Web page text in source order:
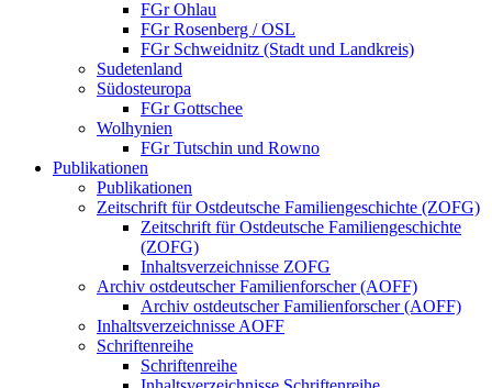
FGr Ohlau
FGr Rosenberg / OSL
FGr Schweidnitz (Stadt und Landkreis)
Sudetenland
Südosteuropa
FGr Gottschee
Wolhynien
FGr Tutschin und Rowno
Publikationen
Publikationen
Zeitschrift für Ostdeutsche Familiengeschichte (ZOFG)
Zeitschrift für Ostdeutsche Familiengeschichte
(ZOFG)
Inhaltsverzeichnisse ZOFG
Archiv ostdeutscher Familienforscher (AOFF)
Archiv ostdeutscher Familienforscher (AOFF)
Inhaltsverzeichnisse AOFF
Schriftenreihe
Schriftenreihe